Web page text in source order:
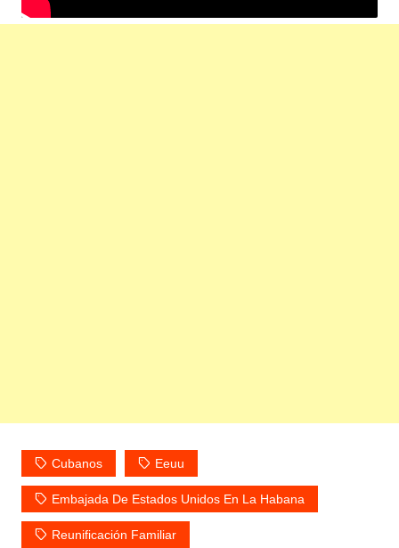
Cubanos Eeuu
Embajada De Estados Unidos En La Habana
Reunificación Familiar